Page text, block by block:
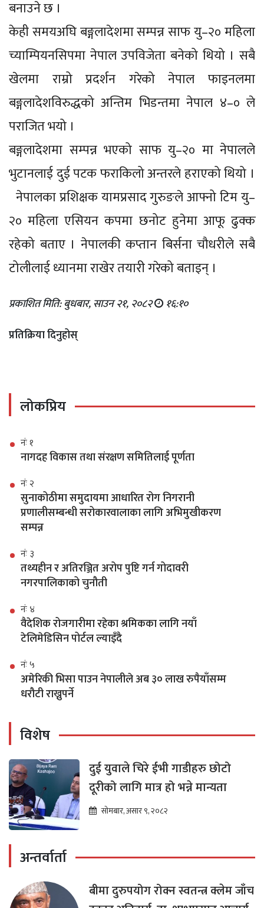
बनाउने छ ।
केही समयअघि बङ्गलादेशमा सम्पन्न साफ यु–२० महिला
च्याम्पियनसिपमा नेपाल उपविजेता बनेको थियो । सबै
खेलमा राम्रो प्रदर्शन गरेको नेपाल फाइनलमा
बङ्गलादेशविरुद्धको अन्तिम भिडन्तमा नेपाल ४–० ले
पराजित भयो ।
बङ्गलादेशमा सम्पन्न भएको साफ यु–२० मा नेपालले
भुटानलाई दुई पटक फराकिलो अन्तरले हराएको थियो ।
नेपालका प्रशिक्षक यामप्रसाद गुरुङले आफ्नो टिम यु–
२० महिला एसियन कपमा छनोट हुनेमा आफू ढुक्क
रहेको बताए । नेपालकी कप्तान बिर्सना चौधरीले सबै
टोलीलाई ध्यानमा राखेर तयारी गरेको बताइन् ।
प्रकाशित मिति: बुधबार, साउन २१, २०८२ १६:१०
प्रतिक्रिया दिनुहोस्
लोकप्रिय
नंः १
नागदह विकास तथा संरक्षण समितिलाई पूर्णता
नंः २
सुनाकोठीमा समुदायमा आधारित रोग निगरानी
प्रणालीसम्बन्धी सरोकारवालाका लागि अभिमुखीकरण
सम्पन्न
नंः ३
तथ्यहीन र अतिरञ्जित अरोप पुष्टि गर्न गोदावरी
नगरपालिकाको चुनौती
नंः ४
वैदेशिक रोजगारीमा रहेका श्रमिकका लागि नयाँ
टेलिमेडिसिन पोर्टल ल्याइँदै
नंः ५
अमेरिकी भिसा पाउन नेपालीले अब ३० लाख रुपैयाँसम्म
धरौटी राख्नुपर्ने
विशेष
दुई युवाले चिरे ईभी गाडीहरु छोटो
दूरीको लागि मात्र हो भन्ने मान्यता
सोमबार, असार ९, २०८२
अन्तर्वार्ता
बीमा दुरुपयोग रोक्न स्वतन्त्र क्लेम जाँच